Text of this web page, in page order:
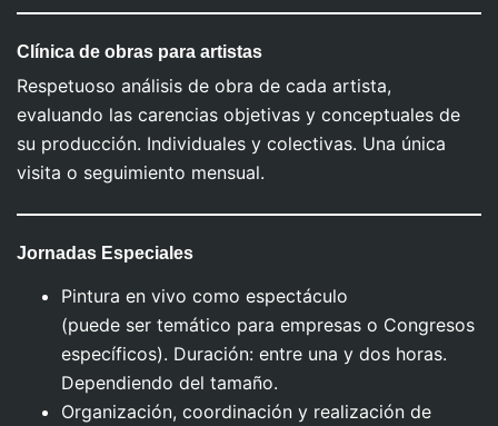
Clínica de obras para artistas
Respetuoso análisis de obra de cada artista,
evaluando las carencias objetivas y conceptuales de
su producción. Individuales y colectivas. Una única
visita o seguimiento mensual.
Jornadas Especiales
Pintura en vivo como espectáculo
(puede ser temático para empresas o Congresos
específicos). Duración: entre una y dos horas.
Dependiendo del tamaño.
Organización, coordinación y realización de